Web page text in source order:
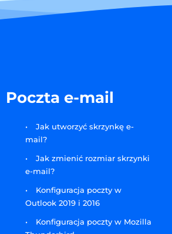
Poczta e-mail
Jak utworzyć skrzynkę e-
mail?
Jak zmienić rozmiar skrzynki
e-mail?
Konfiguracja poczty w
Outlook 2019 i 2016
Konfiguracja poczty w Mozilla